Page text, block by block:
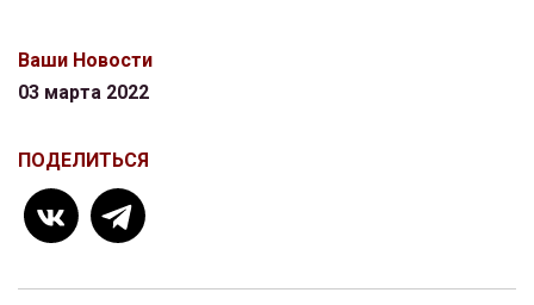
Ваши Новости
03 марта 2022
ПОДЕЛИТЬСЯ